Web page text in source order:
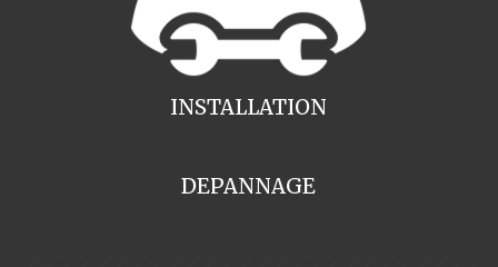
INSTALLATION
DEPANNAGE